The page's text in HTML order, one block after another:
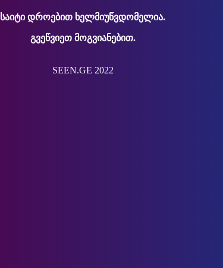
საიტი დროებით ხელმიუწვდომელია.
გვეწვიეთ მოგვიანებით.
SEEN.GE 2022